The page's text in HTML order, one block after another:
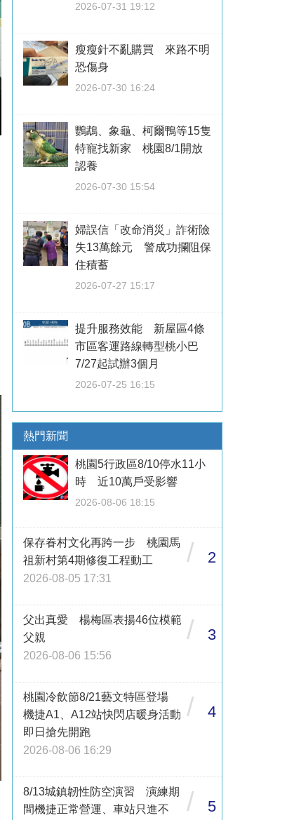
2026-07-31 19:12
瘦瘦針不亂購買 來路不明
恐傷身
2026-07-30 16:24
鸚鵡、象龜、柯爾鴨等15隻
特寵找新家 桃園8/1開放
認養
2026-07-30 15:54
婦誤信「改命消災」詐術險
失13萬餘元 警成功攔阻保
住積蓄
2026-07-27 15:17
提升服務效能 新屋區4條
市區客運路線轉型桃小巴
7/27起試辦3個月
2026-07-25 16:15
熱門新聞
桃園5行政區8/10停水11小
時 近10萬戶受影響
2026-08-06 18:15
保存眷村文化再跨一步 桃園馬
祖新村第4期修復工程動工
2026-08-05 17:31
/ 2
父出真愛 楊梅區表揚46位模範
父親
2026-08-06 15:56
/ 3
桃園冷飲節8/21藝文特區登場
機捷A1、A12站快閃店暖身活動
即日搶先開跑
2026-08-06 16:29
/ 4
8/13城鎮韌性防空演習 演練期
間機捷正常營運、車站只進不
/ 5